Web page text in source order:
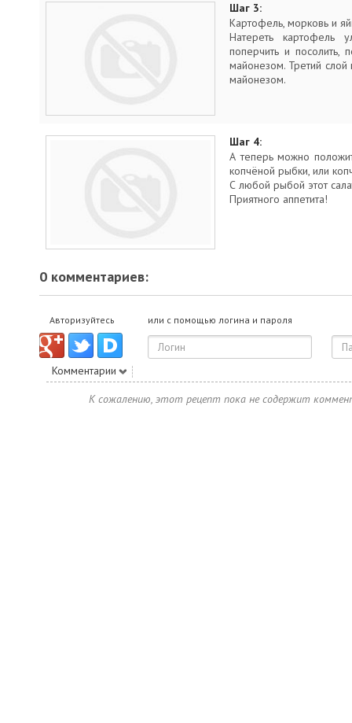
Шаг 3:
Картофель, морковь и
Натереть картофель
поперчить и посолить,
майонезом. Третий слой
майонезом.
Шаг 4:
А теперь можно
копчёной рыбки, или
С любой рыбой этот
Приятного аппетита!
0 комментариев:
Авторизуйтесь или с помощью логина и пароля
Комментарии
К сожалению, этот рецепт пока не содержит